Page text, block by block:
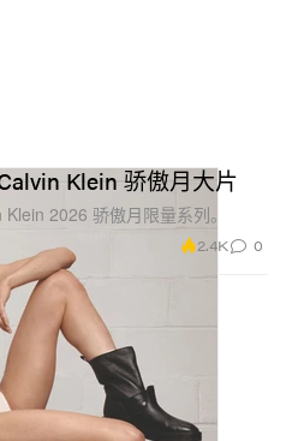
Klein 骄傲月大片
2026 骄傲月限量系列。
2.4K 0